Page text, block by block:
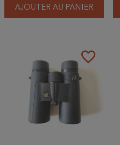
AJOUTER AU PANIER
favorite_border